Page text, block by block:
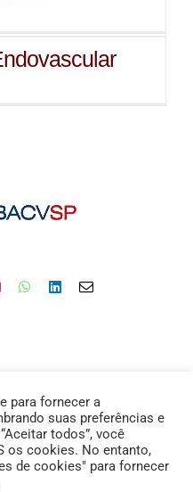
18h
para fornecer a
suas preferências e
todos”, você
os cookies. No entanto,
de cookies" para fornecer